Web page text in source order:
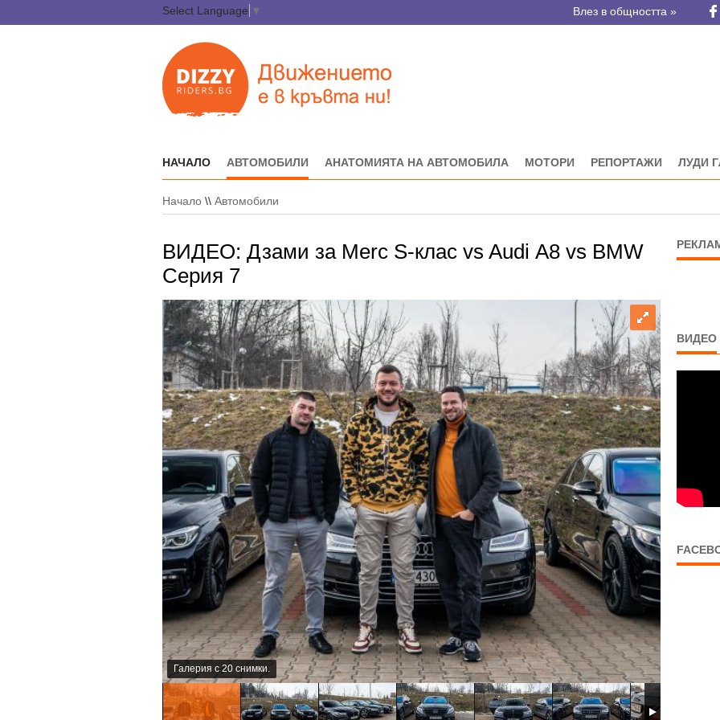
Select Language ▼ Влез в общността »
НАЧАЛО АВТОМОБИЛИ АНАТОМИЯТА НА АВТОМОБИЛА МОТОРИ РЕПОРТАЖИ ЛУДИ
Начало \\ Автомобили
ВИДЕО: Дзами за Merc S-клас vs Audi А8 vs BMW
Серия 7
Галерия с 20 снимки.
ВИДЕО